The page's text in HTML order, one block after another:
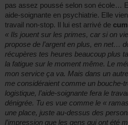
pas assez poussé selon son école…
aide-soignante en psychiatrie. Elle
travail non-stop. Il lui est arrivé de
« Ils jouent sur les primes, car si on
propose de l’argent en plus, en net…
récupères tes heures beaucoup plus
la fatigue sur le moment même. Le
mon service ça va. Mais dans un
me considéraient comme un bouche-
logistique, l’aide-soignante fera le
dénigrée. Tu es vue comme le «
une place, juste au-dessus des
l’impression que les gens qui ont été